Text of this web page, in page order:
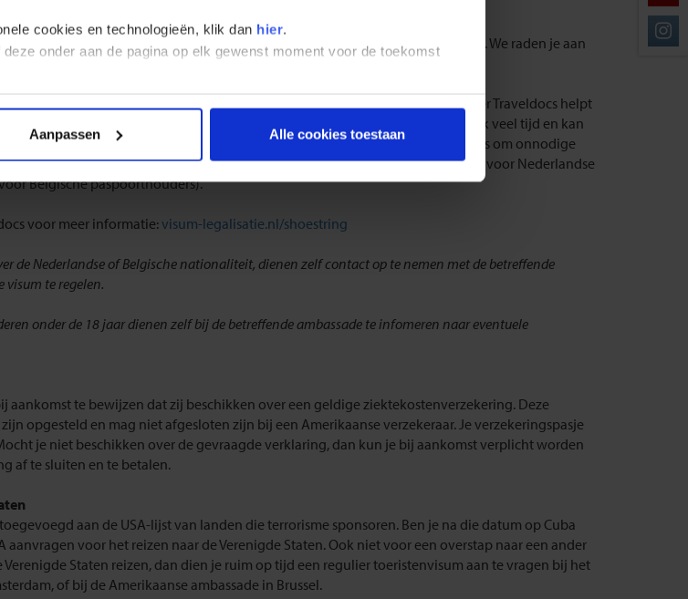
cookies en technologieën, klik dan hier.
onder aan de pagina op elk gewenst moment voor de toekomst
Aanpassen Alle cookies toestaan
visum benodigd voor reizigers met een Nederlandse of Belgische nationaliteit. We raden je aan
aan te vragen.
visum via onze partner Traveldocs aan te vragen of zelf te regelen. Onze partner Traveldocs helpt
bereikbaar via +31 (0) 23 2210004. Het aanvragen van een visum kost namelijk veel tijd en kan
reizigers dan ook aan om het e-visum vooraf te laten regelen door Traveldocs om onnodige
te voorkomen. Traveldocs is een gespecialiseerde visumdienst voor Nederland (voor Nederlandse
Belgische paspoorthouders).
voor meer informatie:visum-legalisatie.nl/shoestring
de Nederlandse of Belgische nationaliteit, dienen zelf contact op te nemen met de betreffende
visum te regelen.
onder de 18 jaar dienen zelf bij de betreffende ambassade te infomeren naar eventuele
aankomst te bewijzen dat zij beschikken over een geldige ziektekostenverzekering. Deze
opgesteld en mag niet afgesloten zijn bij een Amerikaanse verzekeraar. Je verzekeringspasje
je niet beschikken over de gevraagde verklaring, dan kun je bij aankomst verplicht worden
af te sluiten en te betalen.
aan de USA-lijst van landen die terrorisme sponsoren. Ben je na die datum op Cuba
aanvragen voor het reizen naar de Verenigde Staten. Ook niet voor een overstap naar een ander
Verenigde Staten reizen, dan dien je ruim op tijd een regulier toeristenvisum aan te vragen bij het
of bij de Amerikaanse ambassade in Brussel.